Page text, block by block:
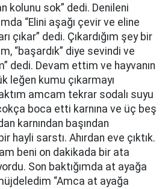
kolunu sok” dedi. Denileni
“Elini aşağı çevir ve eline
çıkar” dedi. Çıkardığım şey bir
“başardık” diye sevindi ve
dedi. Devam ettim ve hayvanın
leğen kumu çıkarmayı
amcam tekrar sodalı suyu
boca etti karnına ve üç beş
karnından başından
hayli sarstı. Ahırdan eve çıktık.
beni on dakikada bir ata
Son baktığımda at ayağa
“Amca at ayağa